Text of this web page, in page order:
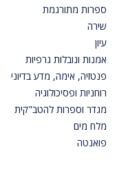
ספרות מתורגמת
שירה
עיון
אמנות ונובלות גרפיות
פנטזיה, אימה, מדע בדיוני
רוחניות ופסיכולוגיה
מגדר וספרות להטב"קית
מלח מים
פואנטה